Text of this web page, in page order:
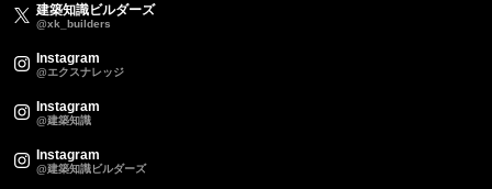
建築知識ビルダーズ
@xk_builders
Instagram
@エクスナレッジ
Instagram
@建築知識
Instagram
@建築知識ビルダーズ